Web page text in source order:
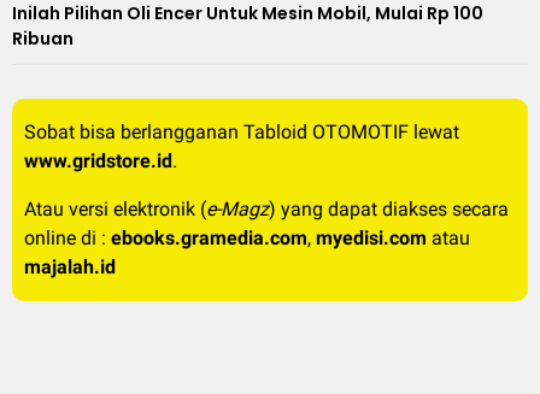
Inilah Pilihan Oli Encer Untuk Mesin Mobil, Mulai Rp 100
Ribuan
Sobat bisa berlangganan Tabloid OTOMOTIF lewat
www.gridstore.id.
Atau versi elektronik (e-Magz) yang dapat diakses secara
online di : ebooks.gramedia.com, myedisi.com atau
majalah.id